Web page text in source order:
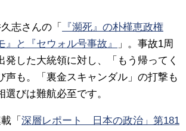
志さんの「
『瀕死』の朴槿恵政権
』と『セウォル号事故』
」。事故1周
発した大統領に対し、「もう帰ってく
声も。「裏金スキャンダル」の打撃も
選びは難航必至です。
「 深層レポート 日本の政治」第181